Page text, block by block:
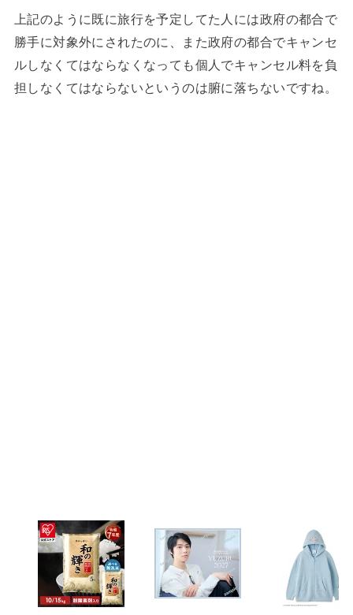
上記のように既に旅行を予定してた人には政府の都合で
勝手に対象外にされたのに、また政府の都合でキャンセ
ルしなくてはならなくなっても個人でキャンセル料を負
担しなくてはならないというのは腑に落ちないですね。